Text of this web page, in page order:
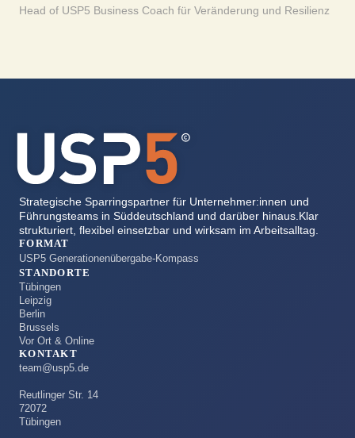
Head of USP5 Business Coach für Veränderung und Resilienz
Strategische Sparringspartner für Unternehmer:innen und
Führungsteams in Süddeutschland und darüber hinaus.Klar
strukturiert, flexibel einsetzbar und wirksam im Arbeitsalltag.
FORMAT
USP5 Generationenübergabe-Kompass
STANDORTE
Tübingen
Leipzig
Berlin
Brussels
Vor Ort & Online
KONTAKT
team@usp5.de
Reutlinger Str. 14
72072
Tübingen